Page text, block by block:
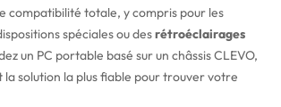
compatibilité totale, y compris pour les
spéciales ou desrétroéclairages
un PC portable basé sur un châssis CLEVO,
solution la plus fiable pour trouver votre